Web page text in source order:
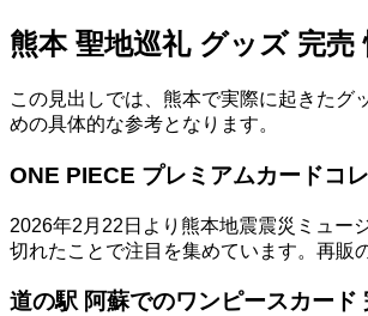
熊本 聖地巡礼 グッズ 完売
この見出しでは、熊本で実際に起きたグ
めの具体的な参考となります。
ONE PIECE プレミアムカードコ
2026年2月22日より熊本地震震災ミュー
切れたことで注目を集めています。再販
道の駅 阿蘇でのワンピースカード